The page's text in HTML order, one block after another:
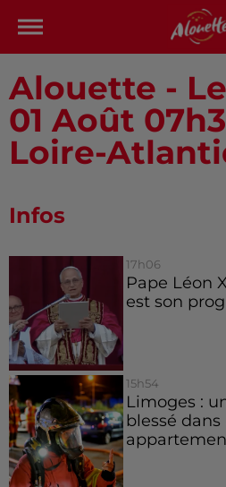
Alouette -
01 Août
Loire-
Infos
17h06
Pape Léon
est son
15h54
Limoges :
blessé